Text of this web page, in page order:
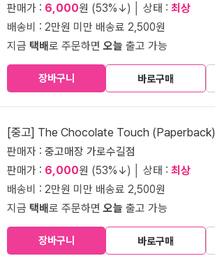
판매가 : 6,000원 (53%↓) │ 상태 : 최상
배송비 : 2만원 미만 배송료 2,500원
지금 택배로 주문하면오늘 출고 가능
장바구니 바로구매
[중고] The Chocolate Touch (Paperback)
판매자 : 중고매장 가로수길점
판매가 : 6,000원 (53%↓) │ 상태 : 최상
배송비 : 2만원 미만 배송료 2,500원
지금 택배로 주문하면오늘 출고 가능
장바구니 바로구매